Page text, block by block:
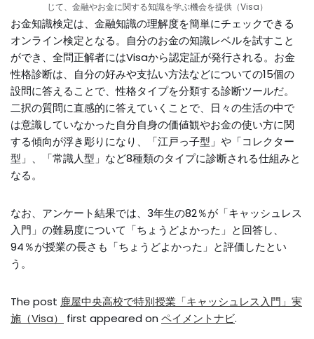
じて、金融やお金に関する知識を学ぶ機会を提供（Visa）
お金知識検定は、金融知識の理解度を簡単にチェックできる
オンライン検定となる。自分のお金の知識レベルを試すこと
ができ、全問正解者にはVisaから認定証が発行される。お金
性格診断は、自分の好みや支払い方法などについての15個の
設問に答えることで、性格タイプを分類する診断ツールだ。
二択の質問に直感的に答えていくことで、日々の生活の中で
は意識していなかった自分自身の価値観やお金の使い方に関
する傾向が浮き彫りになり、「江戸っ子型」や「コレクター
型」、「常識人型」など8種類のタイプに診断される仕組みと
なる。
なお、アンケート結果では、3年生の82％が「キャッシュレス
入門」の難易度について「ちょうどよかった」と回答し、
94％が授業の長さも「ちょうどよかった」と評価したとい
う。
The post 鹿屋中央高校で特別授業「キャッシュレス入門」実
施（Visa）
first appeared on ペイメントナビ.